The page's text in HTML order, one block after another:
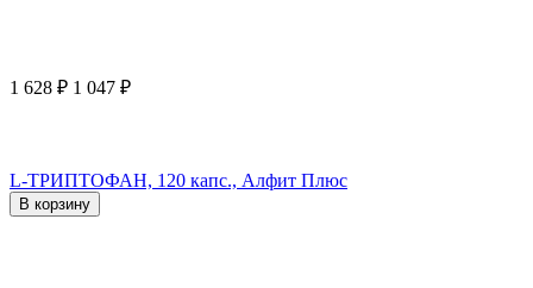
1 628 ₽ 1 047 ₽
L-ТРИПТОФАН, 120 капс., Алфит Плюс
В корзину